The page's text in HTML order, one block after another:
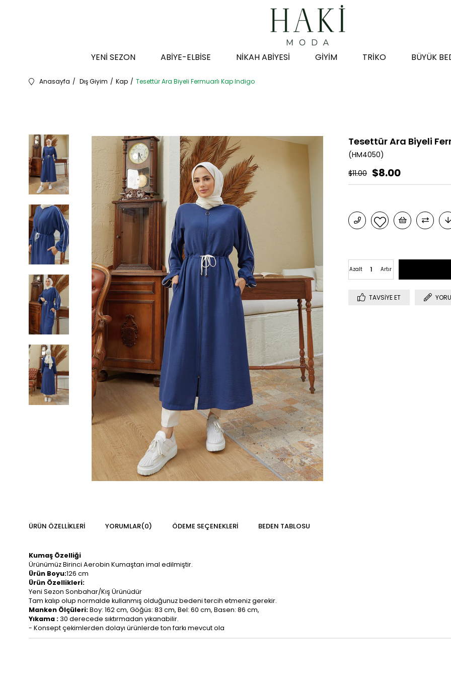
YENİ SEZON ABİYE-ELBİSE NİKAH ABİYESİ GİYİM TRİKO BÜYÜK
Anasayfa Dış Giyim Kap Tesettür Ara Biyeli Fermuarlı Kap Indigo
Tesettür Ara Biyeli
(HM4050)
$11.00 $8.00
Artır
Azalt
TAVSIYE ET
ÜRÜN ÖZELLIKLERI YORUMLAR(0) ÖDEME SEÇENEKLERI BEDEN TABLOSU
Kumaş Özelliği
Ürünümüz Birinci Aerobin Kumaştan imal edilmiştir.
Ürün Boyu:126 cm
Ürün Özellikleri:
Yeni Sezon Sonbahar/Kış Ürünüdür
Tam kalıp olup normalde kullanmış olduğunuz bedeni tercih etmeniz gerekir.
Manken Ölçüleri:Boy: 162 cm, Göğüs: 83 cm, Bel: 60 cm, Basen: 86 cm,
Yıkama : 30 derecede sıktırmadan yıkanabilir.
- Konsept çekimlerden dolayı ürünlerde ton farkı mevcut ola